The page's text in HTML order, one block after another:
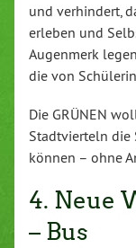
und verhindert,
erleben und
Augenmerk
die von
Die GRÜNEN
Stadtvierteln die
können – ohne
4. Neue
– Bus